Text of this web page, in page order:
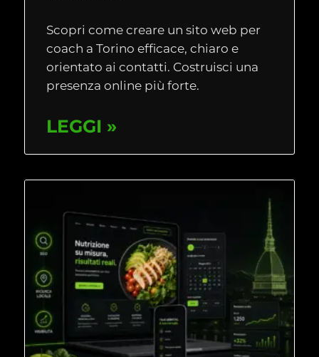
Scopri come creare un sito web per
coach a Torino efficace, chiaro e
orientato ai contatti. Costruisci una
presenza online più forte.
LEGGI »